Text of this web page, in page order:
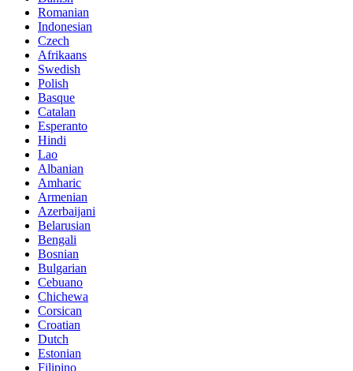
Romanian
Indonesian
Czech
Afrikaans
Swedish
Polish
Basque
Catalan
Esperanto
Hindi
Lao
Albanian
Amharic
Armenian
Azerbaijani
Belarusian
Bengali
Bosnian
Bulgarian
Cebuano
Chichewa
Corsican
Croatian
Dutch
Estonian
Filipino